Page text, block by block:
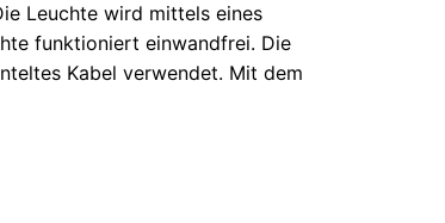
Leuchte wird mittels eines
funktioniert einwandfrei. Die
Kabel verwendet. Mit dem